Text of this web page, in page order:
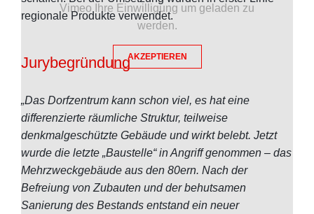
Vimeo Ihre Einwilligung um geladen zu
werden.
AKZEPTIEREN
regionale Produkte verwendet.
Jurybegründung
„Das Dorfzentrum kann schon viel, es hat eine
differenzierte räumliche Struktur, teilweise
denkmalgeschützte Gebäude und wirkt belebt. Jetzt
wurde die letzte „Baustelle“ in Angriff genommen – das
Mehrzweckgebäude aus den 80ern. Nach der
Befreiung von Zubauten und der behutsamen
Sanierung des Bestands entstand ein neuer